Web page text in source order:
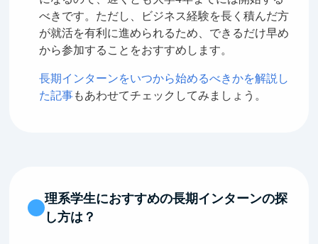
べきです。ただし、ビジネス経験を長く積んだ方
が就活を有利に進められるため、できるだけ早め
から参加することをおすすめします。
長期インターンをいつから始めるべきかを解説し
た記事もあわせてチェックしてみましょう。
理系学生におすすめの長期インターンの探
し方は？